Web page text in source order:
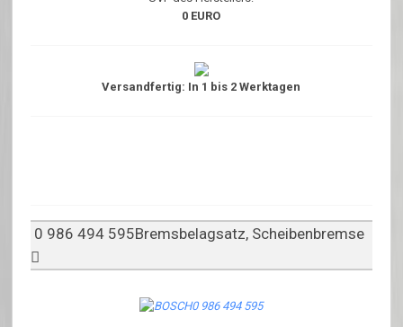
0 EURO
Versandfertig: In 1 bis 2 Werktagen
0 986 494 595Bremsbelagsatz, Scheibenbremse